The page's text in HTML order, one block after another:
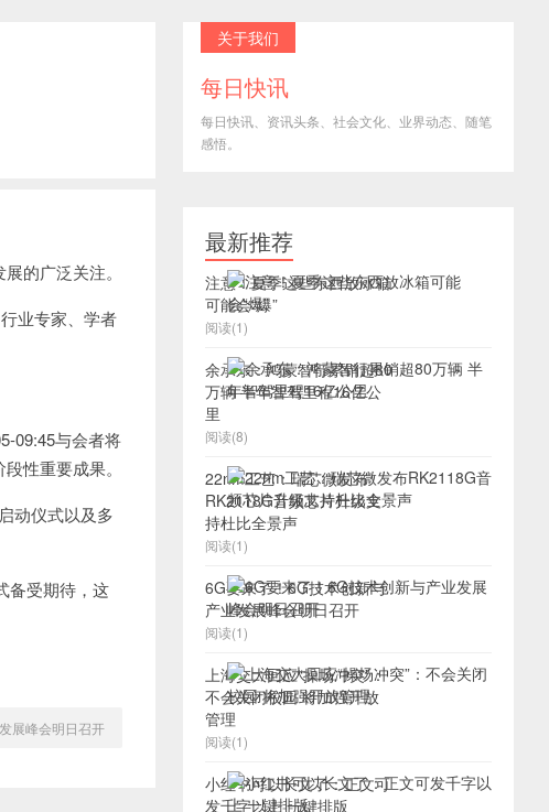
的广泛关注。
业专家、学者
09:45与会者将
性重要成果。
动仪式以及多
备受期待，这
展峰会明日召开
关于我们
每日快讯
每日快讯、资讯头条、社会文化、业界动态、随笔
感悟。
最新推荐
注意！夏季这些东西放冰箱
可能会“爆”
阅读(1)
余承东：鸿蒙智行累销超80
万辆 半年智驾里程16亿公
里
阅读(8)
22nm工艺：瑞芯微发布
RK2118G音频芯片升级支
持杜比全景声
阅读(1)
6G要来了！6G技术创新与
产业发展峰会明日召开
阅读(1)
上海交大回应“操场冲突”：
不会关闭校园 将加强开放
管理
阅读(1)
小红书可以长文了：正文可
发千字以上 一键排版